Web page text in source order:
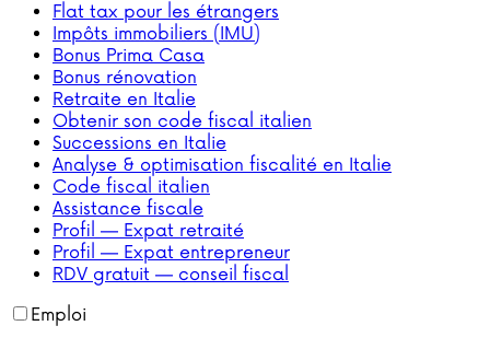
Flat tax pour les étrangers
Impôts immobiliers (IMU)
Bonus Prima Casa
Bonus rénovation
Retraite en Italie
Obtenir son code fiscal italien
Successions en Italie
Analyse & optimisation fiscalité en Italie
Code fiscal italien
Assistance fiscale
Profil — Expat retraité
Profil — Expat entrepreneur
RDV gratuit — conseil fiscal
Emploi